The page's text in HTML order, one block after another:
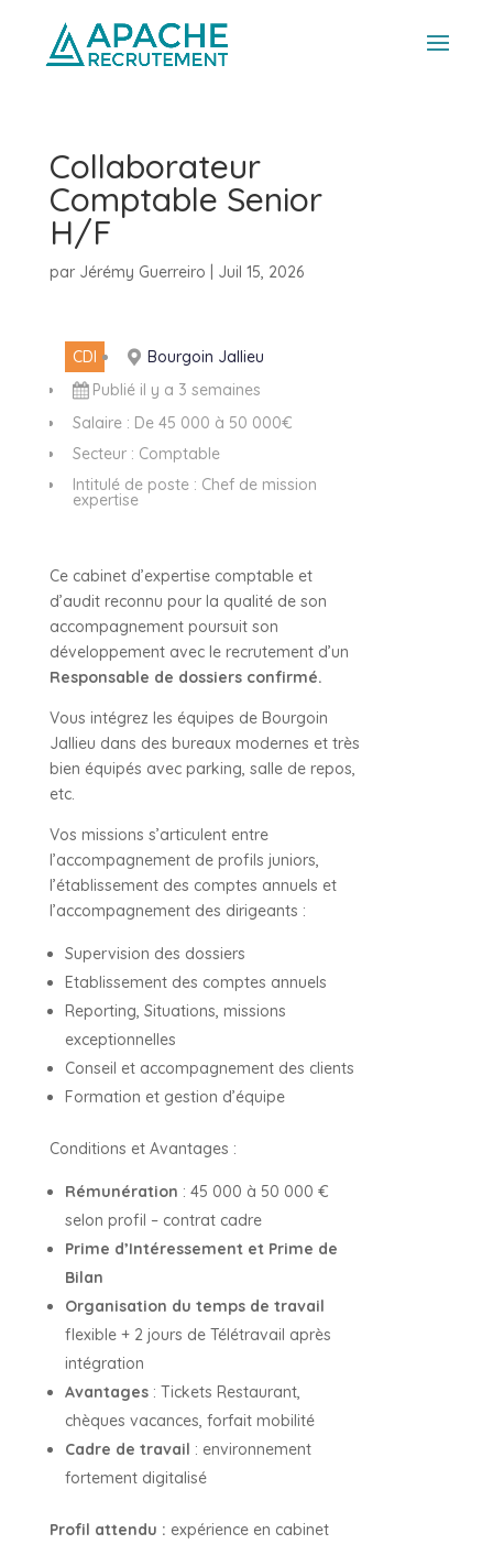
Collaborateur
Comptable Senior
H/F
par Jérémy Guerreiro Juil 15, 2026
CDI
Bourgoin Jallieu
Publié il y a 3 semaines
Salaire : De 45 000 à 50 000€
Secteur : Comptable
Intitulé de poste : Chef de mission
expertise
Ce cabinet d’expertise comptable et
d’audit reconnu pour la qualité de son
accompagnement poursuit son
développement avec le recrutement d’un
Responsable de dossiers confirmé.
Vous intégrez les équipes de Bourgoin
Jallieu dans des bureaux modernes et très
bien équipés avec parking, salle de repos,
etc.
Vos missions s’articulent entre
l’accompagnement de profils juniors,
l’établissement des comptes annuels et
l’accompagnement des dirigeants :
Supervision des dossiers
Etablissement des comptes annuels
Reporting, Situations, missions
exceptionnelles
Conseil et accompagnement des clients
Formation et gestion d’équipe
Conditions et Avantages :
Rémunération : 45 000 à 50 000 €
selon profil – contrat cadre
Prime d’Intéressement et Prime de
Bilan
Organisation du temps de travail
flexible + 2 jours de Télétravail après
intégration
Avantages: Tickets Restaurant,
chèques vacances, forfait mobilité
Cadre de travail : environnement
fortement digitalisé
Profil attendu : expérience en cabinet